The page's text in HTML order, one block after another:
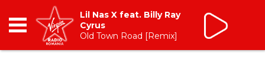
Lil Nas X feat. Billy Ray
Cyrus
Old Town Road [Remix]